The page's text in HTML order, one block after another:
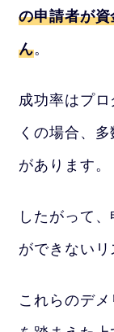
の申請者が
ん。
成功率はプ
くの場合、
があります。
したがって
ができないリ
これらのデ